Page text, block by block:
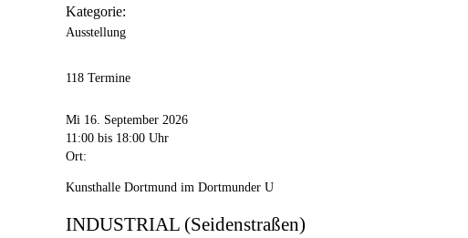
Kategorie:
Ausstellung
118 Termine
Mi 16. September 2026
11:00 bis 18:00 Uhr
Ort:
Kunsthalle Dortmund im Dortmunder U
INDUSTRIAL (Seidenstraßen)